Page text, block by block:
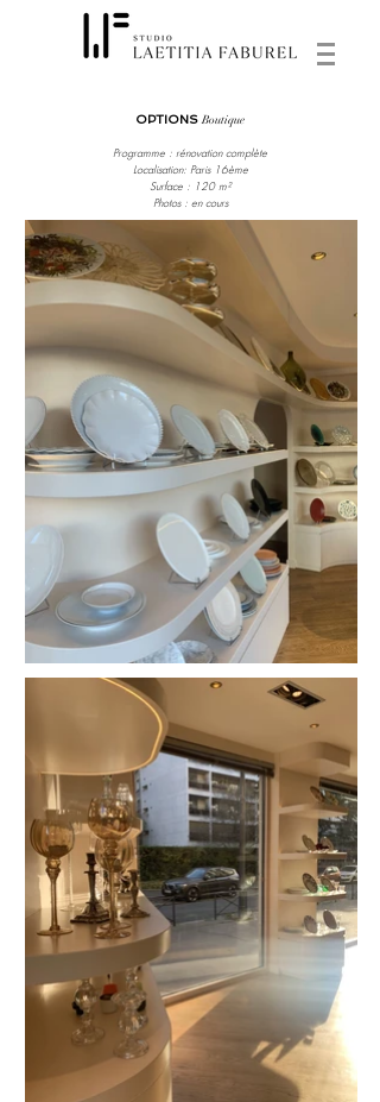
OPTIONS Boutique
Programme : rénovation complète
Localisation: Paris 16ème
Surface : 120 m²
Photos : en cours